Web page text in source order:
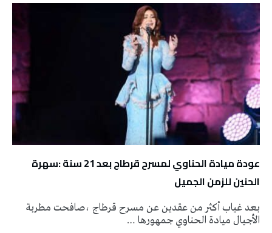
عودة ميادة الحناوي لمسرح قرطاج بعد 21 سنة :سهرة
الحنين للزمن الجميل
بعد غياب أكثر من عقدين عن مسرح قرطاج ،صافحت مطربة
الأجيال ميادة الحناوي جمهورها …